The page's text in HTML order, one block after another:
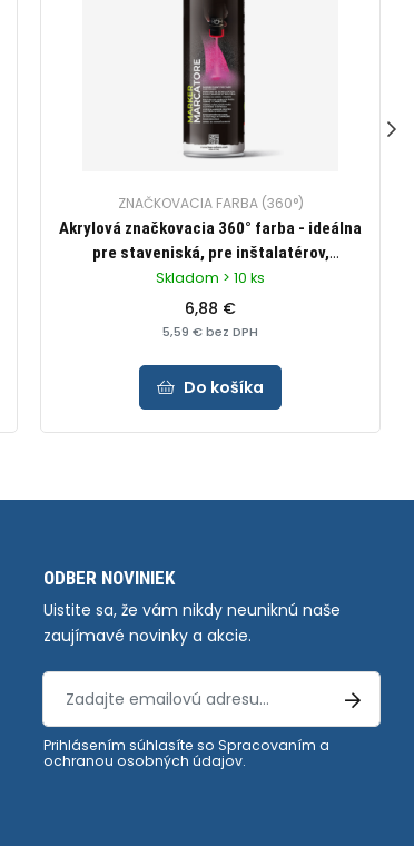
ZNAČKOVACIA FARBA (360°)
Akrylová značkovacia 360° farba - ideálna
pre staveniská, pre inštalatérov,
elektrikárov, na trasovanie, cestárske
značenie, zn. HQS (fluorescenčná
červená), 500ml
Skladom > 10 ks
6,88 €
5,59 € bez DPH
Do košíka
ODBER NOVINIEK
Uistite sa, že vám nikdy neuniknú naše
zaujímavé novinky a akcie.
Prihlásením súhlasíte so Spracovaním a
ochranou osobných údajov.